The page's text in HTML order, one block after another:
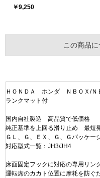
￥9,250
この商品
ＨＯＮＤＡ ホンダ ＮＢＯＸ/
ランクマット付
国内自社製造 高品質で低価格
純正基準を上回る滑り止め 最短
ＧＬ、Ｇ、ＥＸ、Ｇ、Ｇパッケ
対応型式一覧：JH3/JH4
床面固定フックに対応の専用リン
運転席のカカト位置に摩耗を防ぐ